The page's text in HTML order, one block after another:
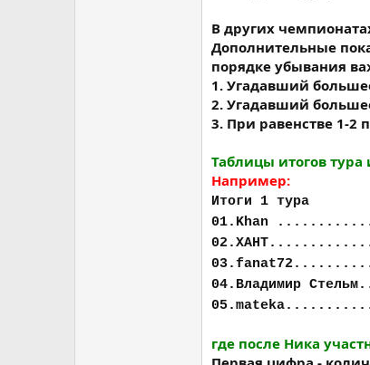
В других
Дополнительные
порядке убывания
1. Угадавший
2. Угадавший
3. При равенстве 1-2
Таблицы итогов
Например:
Итоги 1 тура
01.Khan
04.Владимир
где после Ника